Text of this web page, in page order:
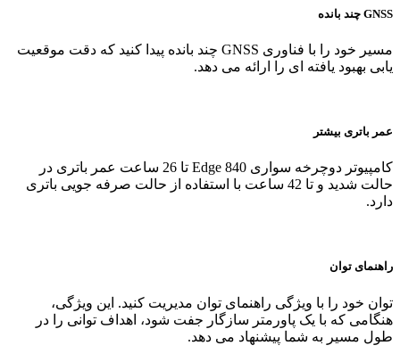
GNSS چند بانده
مسیر خود را با فناوری GNSS چند بانده پیدا کنید که دقت موقعیت‌
یابی بهبود یافته‌ ای را ارائه می‌ دهد.
عمر باتری بیشتر
کامپیوتر دوچرخه‌ سواری Edge 840 تا 26 ساعت عمر باتری در
حالت شدید و تا 42 ساعت با استفاده از حالت صرفه‌ جویی باتری
دارد.
راهنمای توان
توان خود را با ویژگی راهنمای توان مدیریت کنید. این ویژگی،
هنگامی که با یک پاورمتر سازگار جفت شود، اهداف توانی را در
طول مسیر به شما پیشنهاد می‌ دهد.